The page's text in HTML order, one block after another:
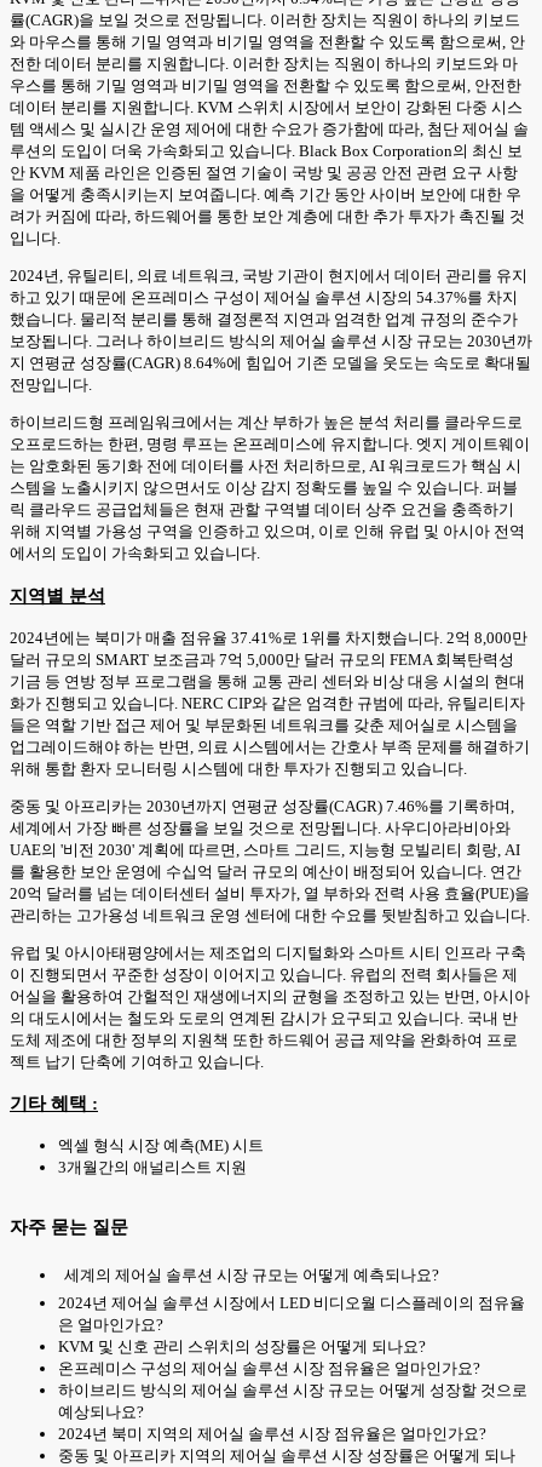
률(CAGR)을 보일 것으로 전망됩니다. 이러한 장치는 직원이 하나의 키보드
와 마우스를 통해 기밀 영역과 비기밀 영역을 전환할 수 있도록 함으로써, 안
전한 데이터 분리를 지원합니다. 이러한 장치는 직원이 하나의 키보드와 마
우스를 통해 기밀 영역과 비기밀 영역을 전환할 수 있도록 함으로써, 안전한
데이터 분리를 지원합니다. KVM 스위치 시장에서 보안이 강화된 다중 시스
템 액세스 및 실시간 운영 제어에 대한 수요가 증가함에 따라, 첨단 제어실 솔
루션의 도입이 더욱 가속화되고 있습니다. Black Box Corporation의 최신 보
안 KVM 제품 라인은 인증된 절연 기술이 국방 및 공공 안전 관련 요구 사항
을 어떻게 충족시키는지 보여줍니다. 예측 기간 동안 사이버 보안에 대한 우
려가 커짐에 따라, 하드웨어를 통한 보안 계층에 대한 추가 투자가 촉진될 것
입니다.
2024년, 유틸리티, 의료 네트워크, 국방 기관이 현지에서 데이터 관리를 유지
하고 있기 때문에 온프레미스 구성이 제어실 솔루션 시장의 54.37%를 차지
했습니다. 물리적 분리를 통해 결정론적 지연과 엄격한 업계 규정의 준수가
보장됩니다. 그러나 하이브리드 방식의 제어실 솔루션 시장 규모는 2030년까
지 연평균 성장률(CAGR) 8.64%에 힘입어 기존 모델을 웃도는 속도로 확대될
전망입니다.
하이브리드형 프레임워크에서는 계산 부하가 높은 분석 처리를 클라우드로
오프로드하는 한편, 명령 루프는 온프레미스에 유지합니다. 엣지 게이트웨이
는 암호화된 동기화 전에 데이터를 사전 처리하므로, AI 워크로드가 핵심 시
스템을 노출시키지 않으면서도 이상 감지 정확도를 높일 수 있습니다. 퍼블
릭 클라우드 공급업체들은 현재 관할 구역별 데이터 상주 요건을 충족하기
위해 지역별 가용성 구역을 인증하고 있으며, 이로 인해 유럽 및 아시아 전역
에서의 도입이 가속화되고 있습니다.
지역별 분석
2024년에는 북미가 매출 점유율 37.41%로 1위를 차지했습니다. 2억 8,000만
달러 규모의 SMART 보조금과 7억 5,000만 달러 규모의 FEMA 회복탄력성
기금 등 연방 정부 프로그램을 통해 교통 관리 센터와 비상 대응 시설의 현대
화가 진행되고 있습니다. NERC CIP와 같은 엄격한 규범에 따라, 유틸리티자
들은 역할 기반 접근 제어 및 부문화된 네트워크를 갖춘 제어실로 시스템을
업그레이드해야 하는 반면, 의료 시스템에서는 간호사 부족 문제를 해결하기
위해 통합 환자 모니터링 시스템에 대한 투자가 진행되고 있습니다.
중동 및 아프리카는 2030년까지 연평균 성장률(CAGR) 7.46%를 기록하며,
세계에서 가장 빠른 성장률을 보일 것으로 전망됩니다. 사우디아라비아와
UAE의 '비전 2030' 계획에 따르면, 스마트 그리드, 지능형 모빌리티 회랑, AI
를 활용한 보안 운영에 수십억 달러 규모의 예산이 배정되어 있습니다. 연간
20억 달러를 넘는 데이터센터 설비 투자가, 열 부하와 전력 사용 효율(PUE)을
관리하는 고가용성 네트워크 운영 센터에 대한 수요를 뒷받침하고 있습니다.
유럽 및 아시아태평양에서는 제조업의 디지털화와 스마트 시티 인프라 구축
이 진행되면서 꾸준한 성장이 이어지고 있습니다. 유럽의 전력 회사들은 제
어실을 활용하여 간헐적인 재생에너지의 균형을 조정하고 있는 반면, 아시아
의 대도시에서는 철도와 도로의 연계된 감시가 요구되고 있습니다. 국내 반
도체 제조에 대한 정부의 지원책 또한 하드웨어 공급 제약을 완화하여 프로
젝트 납기 단축에 기여하고 있습니다.
기타 혜택 :
엑셀 형식 시장 예측(ME) 시트
3개월간의 애널리스트 지원
자주 묻는 질문
세계의 제어실 솔루션 시장 규모는 어떻게 예측되나요?
2024년 제어실 솔루션 시장에서 LED 비디오월 디스플레이의 점유율
은 얼마인가요?
KVM 및 신호 관리 스위치의 성장률은 어떻게 되나요?
온프레미스 구성의 제어실 솔루션 시장 점유율은 얼마인가요?
하이브리드 방식의 제어실 솔루션 시장 규모는 어떻게 성장할 것으로
예상되나요?
2024년 북미 지역의 제어실 솔루션 시장 점유율은 얼마인가요?
중동 및 아프리카 지역의 제어실 솔루션 시장 성장률은 어떻게 되나